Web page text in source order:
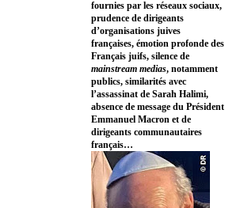
fournies par les réseaux sociaux,
prudence de dirigeants
d’organisations juives
françaises, émotion profonde des
Français juifs, silence de
mainstream medias, notamment
publics, similarités avec
l’assassinat de Sarah Halimi,
absence de message du Président
Emmanuel Macron et de
dirigeants communautaires
français…